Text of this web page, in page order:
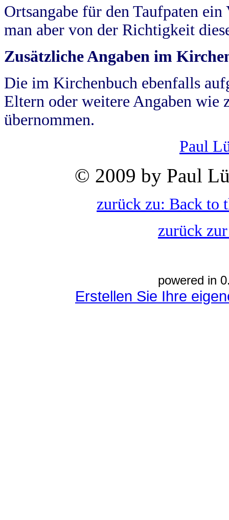
Ortsangabe für den Taufpaten
man aber von der Richtigkeit
Zusätzliche Angaben im
Die im Kirchenbuch ebenfalls
Eltern oder weitere Angaben wie
übernommen.
Paul
© 2009 by Paul
zurück zu: Back to
zurück
powered in
Erstellen Sie Ihre